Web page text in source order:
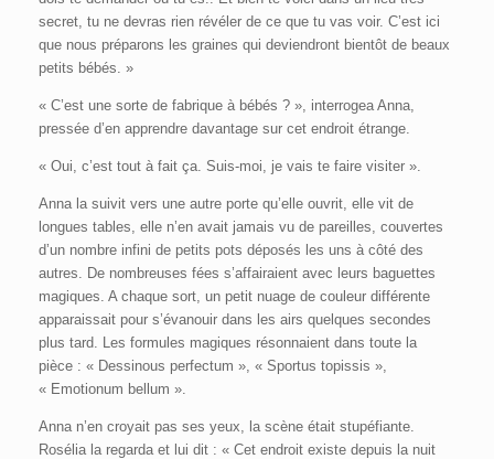
secret, tu ne devras rien révéler de ce que tu vas voir. C’est ici
que nous préparons les graines qui deviendront bientôt de beaux
petits bébés. »
« C’est une sorte de fabrique à bébés ? », interrogea Anna,
pressée d’en apprendre davantage sur cet endroit étrange.
« Oui, c’est tout à fait ça. Suis-moi, je vais te faire visiter ».
Anna la suivit vers une autre porte qu’elle ouvrit, elle vit de
longues tables, elle n’en avait jamais vu de pareilles, couvertes
d’un nombre infini de petits pots déposés les uns à côté des
autres. De nombreuses fées s’affairaient avec leurs baguettes
magiques. A chaque sort, un petit nuage de couleur différente
apparaissait pour s’évanouir dans les airs quelques secondes
plus tard. Les formules magiques résonnaient dans toute la
pièce : « Dessinous perfectum », « Sportus topissis »,
« Emotionum bellum ».
Anna n’en croyait pas ses yeux, la scène était stupéfiante.
Rosélia la regarda et lui dit : « Cet endroit existe depuis la nuit